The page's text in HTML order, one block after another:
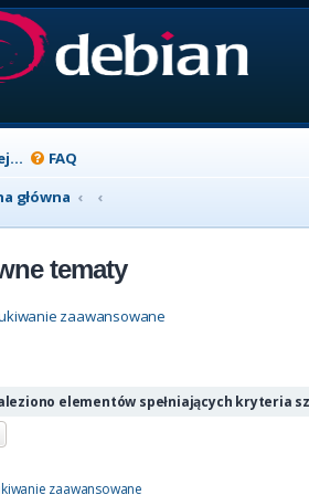
FAQ
główna
tematy
zaawansowane
elementów spełniających kryteria
zaawansowane